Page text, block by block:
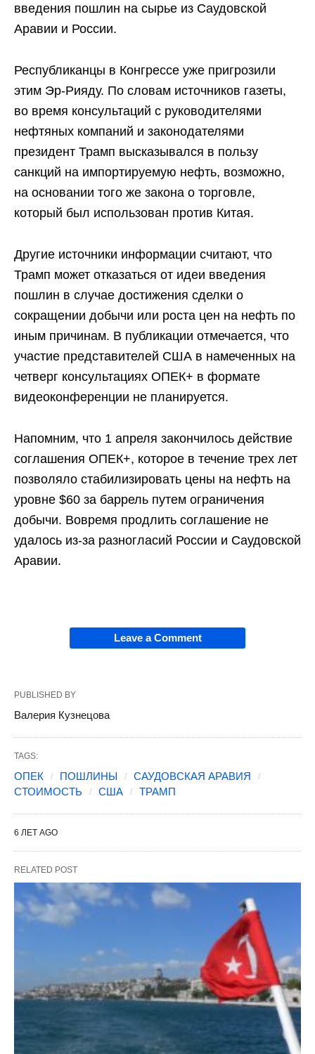
введения пошлин на сырье из Саудовской
Аравии и России.
Республиканцы в Конгрессе уже пригрозили
этим Эр-Рияду. По словам источников газеты,
во время консультаций с руководителями
нефтяных компаний и законодателями
президент Трамп высказывался в пользу
санкций на импортируемую нефть, возможно,
на основании того же закона о торговле,
который был использован против Китая.
Другие источники информации считают, что
Трамп может отказаться от идеи введения
пошлин в случае достижения сделки о
сокращении добычи или роста цен на нефть по
иным причинам. В публикации отмечается, что
участие представителей США в намеченных на
четверг консультациях ОПЕК+ в формате
видеоконференции не планируется.
Напомним, что 1 апреля закончилось действие
соглашения ОПЕК+, которое в течение трех лет
позволяло стабилизировать цены на нефть на
уровне $60 за баррель путем ограничения
добычи. Вовремя продлить соглашение не
удалось из-за разногласий России и Саудовской
Аравии.
Leave a Comment
PUBLISHED BY
Валерия Кузнецова
TAGS:
ОПЕК ПОШЛИНЫ
САУДОВСКАЯ АРАВИЯ
СТОИМОСТЬ
США ТРАМП
6 ЛЕТ AGO
RELATED POST